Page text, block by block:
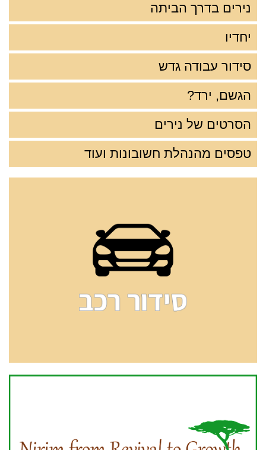
נירים בדרך הביתה
יחדיו
סידור עבודה גדש
הגשם, ירד?
הסרטים של נירים
טפסים מהנהלת חשובונות ועוד